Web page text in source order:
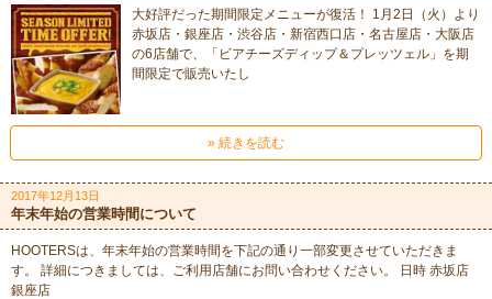
大好評だった期間限定メニューが復活！ 1月2日（火）より
赤坂店・銀座店・渋谷店・新宿西口店・名古屋店・大阪店
の6店舗で、「ビアチーズディップ＆プレッツェル」を期
間限定で販売いたし
» 続きを読む
2017年12月13日
年末年始の営業時間について
HOOTERSは、年末年始の営業時間を下記の通り一部変更させていただきま
す。 詳細につきましては、ご利用店舗にお問い合わせください。 日時 赤坂店
銀座店